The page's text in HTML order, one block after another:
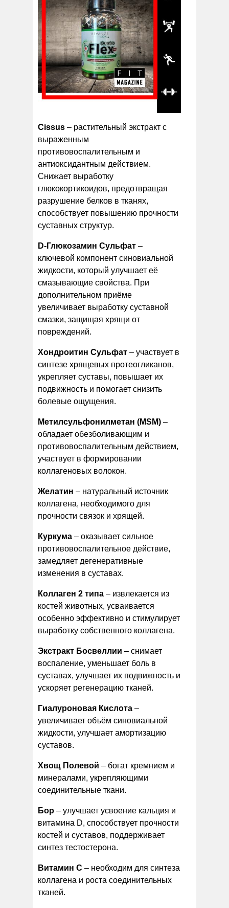
Cissus – растительный экстракт с
выраженным
противовоспалительным и
антиоксидантным действием.
Снижает выработку
глюкокортикоидов, предотвращая
разрушение белков в тканях,
способствует повышению прочности
суставных структур.
D-Глюкозамин Сульфат –
ключевой компонент синовиальной
жидкости, который улучшает её
смазывающие свойства. При
дополнительном приёме
увеличивает выработку суставной
смазки, защищая хрящи от
повреждений.
Хондроитин Сульфат – участвует в
синтезе хрящевых протеогликанов,
укрепляет суставы, повышает их
подвижность и помогает снизить
болевые ощущения.
Метилсульфонилметан (MSM) –
обладает обезболивающим и
противовоспалительным действием,
участвует в формировании
коллагеновых волокон.
Желатин – натуральный источник
коллагена, необходимого для
прочности связок и хрящей.
Куркума – оказывает сильное
противовоспалительное действие,
замедляет дегенеративные
изменения в суставах.
Коллаген 2 типа – извлекается из
костей животных, усваивается
особенно эффективно и стимулирует
выработку собственного коллагена.
Экстракт Босвеллии – снимает
воспаление, уменьшает боль в
суставах, улучшает их подвижность и
ускоряет регенерацию тканей.
Гиалуроновая Кислота –
увеличивает объём синовиальной
жидкости, улучшает амортизацию
суставов.
Хвощ Полевой – богат кремнием и
минералами, укрепляющими
соединительные ткани.
Бор – улучшает усвоение кальция и
витамина D, способствует прочности
костей и суставов, поддерживает
синтез тестостерона.
Витамин С – необходим для синтеза
коллагена и роста соединительных
тканей.